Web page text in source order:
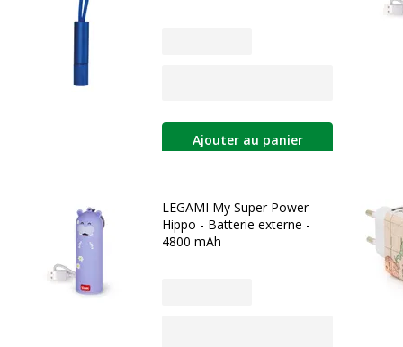
Ajouter au panier
LEGAMI My Super Power
Hippo - Batterie externe -
4800 mAh